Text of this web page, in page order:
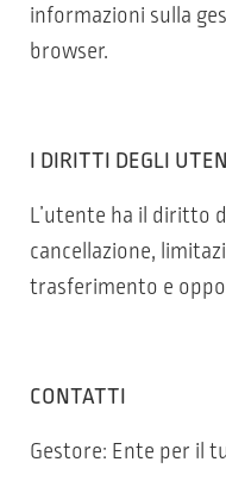
informazioni sulla
browser.
I DIRITTI DEGLI
L’utente ha il diritto
cancellazione,
trasferimento e
CONTATTI
Gestore: Ente per il